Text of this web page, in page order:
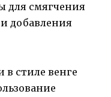
для смягчения
добавления
стиле венге